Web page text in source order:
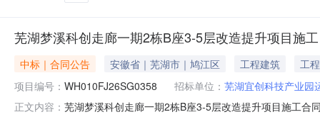
芜湖梦溪科创走廊一期2栋B座3-5层改造提升项目施工
中标｜合同公告 安徽省｜芜湖市｜鸠江区 工程建筑
工程
项目编号： WH010FJ26SG0358 招标单位： 芜湖宜创科技产业园
正文内容： 芜湖梦溪科创走廊一期2栋B座3-5层改造提升项目施工